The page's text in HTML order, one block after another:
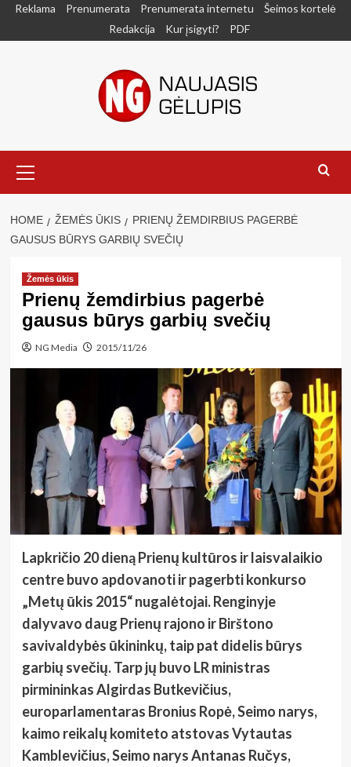
SkipReklama Prenumerata Prenumerata internetu
Šeimos kortelė
Redakcija
Kur įsigyti? PDF
Menu
HOME ŽEMĖS ŪKIS
PRIENŲ ŽEMDIRBIUS PAGERBĖ
GAUSUS BŪRYS GARBIŲ SVEČIŲ
Žemės ūkis
Prienų žemdirbius pagerbė
gausus būrys garbių svečių
NG Media 2015/11/26
Lapkričio 20 dieną Prienų kultūros ir laisvalaikio
centre buvo apdovanoti ir pagerbti konkurso
„Metų ūkis 2015“ nugalėtojai. Renginyje
dalyvavo daug Prienų rajono ir Birštono
savivaldybės ūkininkų, taip pat didelis būrys
garbių svečių. Tarp jų buvo LR ministras
pirmininkas Algirdas Butkevičius,
europarlamentaras Bronius Ropė, Seimo narys,
kaimo reikalų komiteto atstovas Vytautas
Kamblevičius, Seimo narys Antanas Ručys,